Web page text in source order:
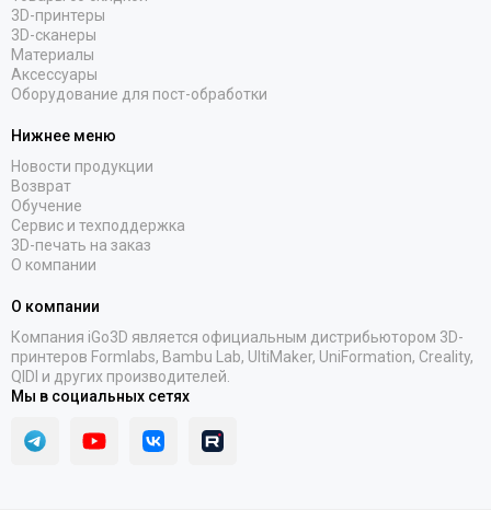
3D-принтеры
3D-сканеры
Материалы
Аксессуары
Оборудование для пост-обработки
Нижнее меню
Новости продукции
Возврат
Обучение
Сервис и техподдержка
3D-печать на заказ
О компании
О компании
Компания iGo3D является официальным дистрибьютором 3D-
принтеров Formlabs, Bambu Lab, UltiMaker, UniFormation, Creality,
QIDI и других производителей.
Мы в социальных сетях